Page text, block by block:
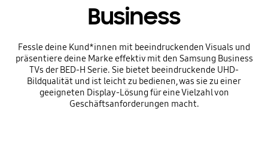
Business
Fessle deine Kund*innen mit beeindruckenden Visuals und
präsentiere deine Marke effektiv mit den Samsung Business
TVs der BED-H Serie. Sie bietet beeindruckende UHD-
Bildqualität und ist leicht zu bedienen, was sie zu einer
geeigneten Display-Lösung für eine Vielzahl von
Geschäftsanforderungen macht.